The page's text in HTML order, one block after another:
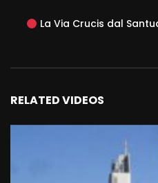
La Via Crucis dal
RELATED VIDEOS